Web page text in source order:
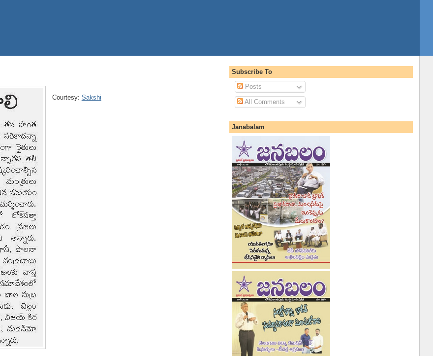
Courtesy: Sakshi
Subscribe To
Posts
All Comments
Janabalam